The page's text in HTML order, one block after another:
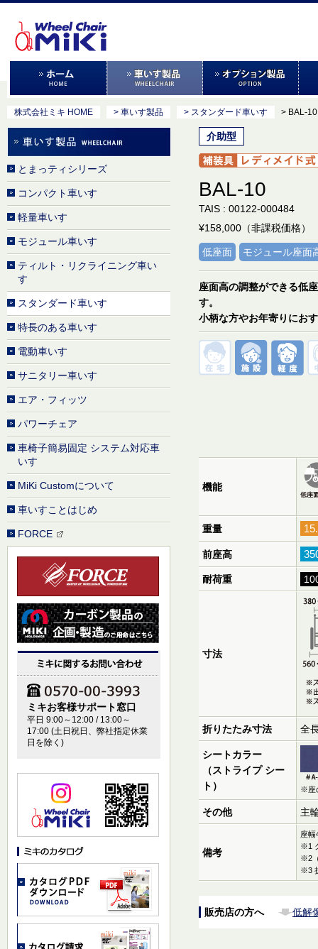
株式会社ミキ HOME > 車いす製品 > スタンダード車いす > BAL-10
介助型
BAL-10
TAIS : 00122-000484
¥158,000（非課税価格）
低座面 モジュール座面
座面高の調整ができる低
す。
小柄な方やお年寄りにお
機能
重量
前座高
耐荷重
寸法
折りたたみ寸法 全
シートカラー
（ストライプ シー
ト）
※座
その他 主
備考
座幅
※1
※2
※3
販売店の方へ 低解
とまっティシリーズ
コンパクト車いす
軽量車いす
モジュール車いす
ティルト・リクライニング車い
す
スタンダード車いす
特長のある車いす
電動車いす
サニタリー車いす
エア・フィッツ
パワーチェア
車椅子簡易固定 システム対応車
いす
MiKi Customについて
車いすことはじめ
FORCE
ミキお客様サポート窓口
平日 9:00～12:00 / 13:00～
17:00 (土日祝日、弊社指定休業
日を除く)